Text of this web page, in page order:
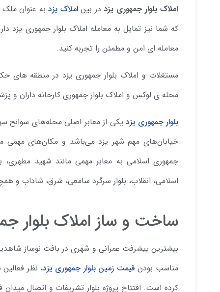
املاک بلوار جمهوری یزددر بین املاک یزدبه عنوان
که شما نیز تمایل به معامله املاک بلوار جمهوری یزد
معامله ای امن و مطمئن را تجربه کنید.
مستغلات و املاک بلوار جمهوری یزد در منطقه های
محله ی لوکس و املاک بلوار جمهوری کارخانه داران و
بلوار جمهوری یزدیکی از معابر اصلی محله‌های سوانح
خیابان‌های مهم شهر یزد می‌باشد و مکان‌های مهمی
جمهوری اسلامی به معابر مهمی مانند شهید مطهری،
اسلامی، انقلاب، بلوار سرگرد سامعی، شرق، شاداب و
ساخت و ساز املاک بلوار
بیشترین پیشرفت عمرانی و شهری در بافت نوساز
مناسب بودن قیمت زمین بلوار جمهوری یزد، نظر
کرده است. افتتاح پروژه بلوار تشریفات و اتصال